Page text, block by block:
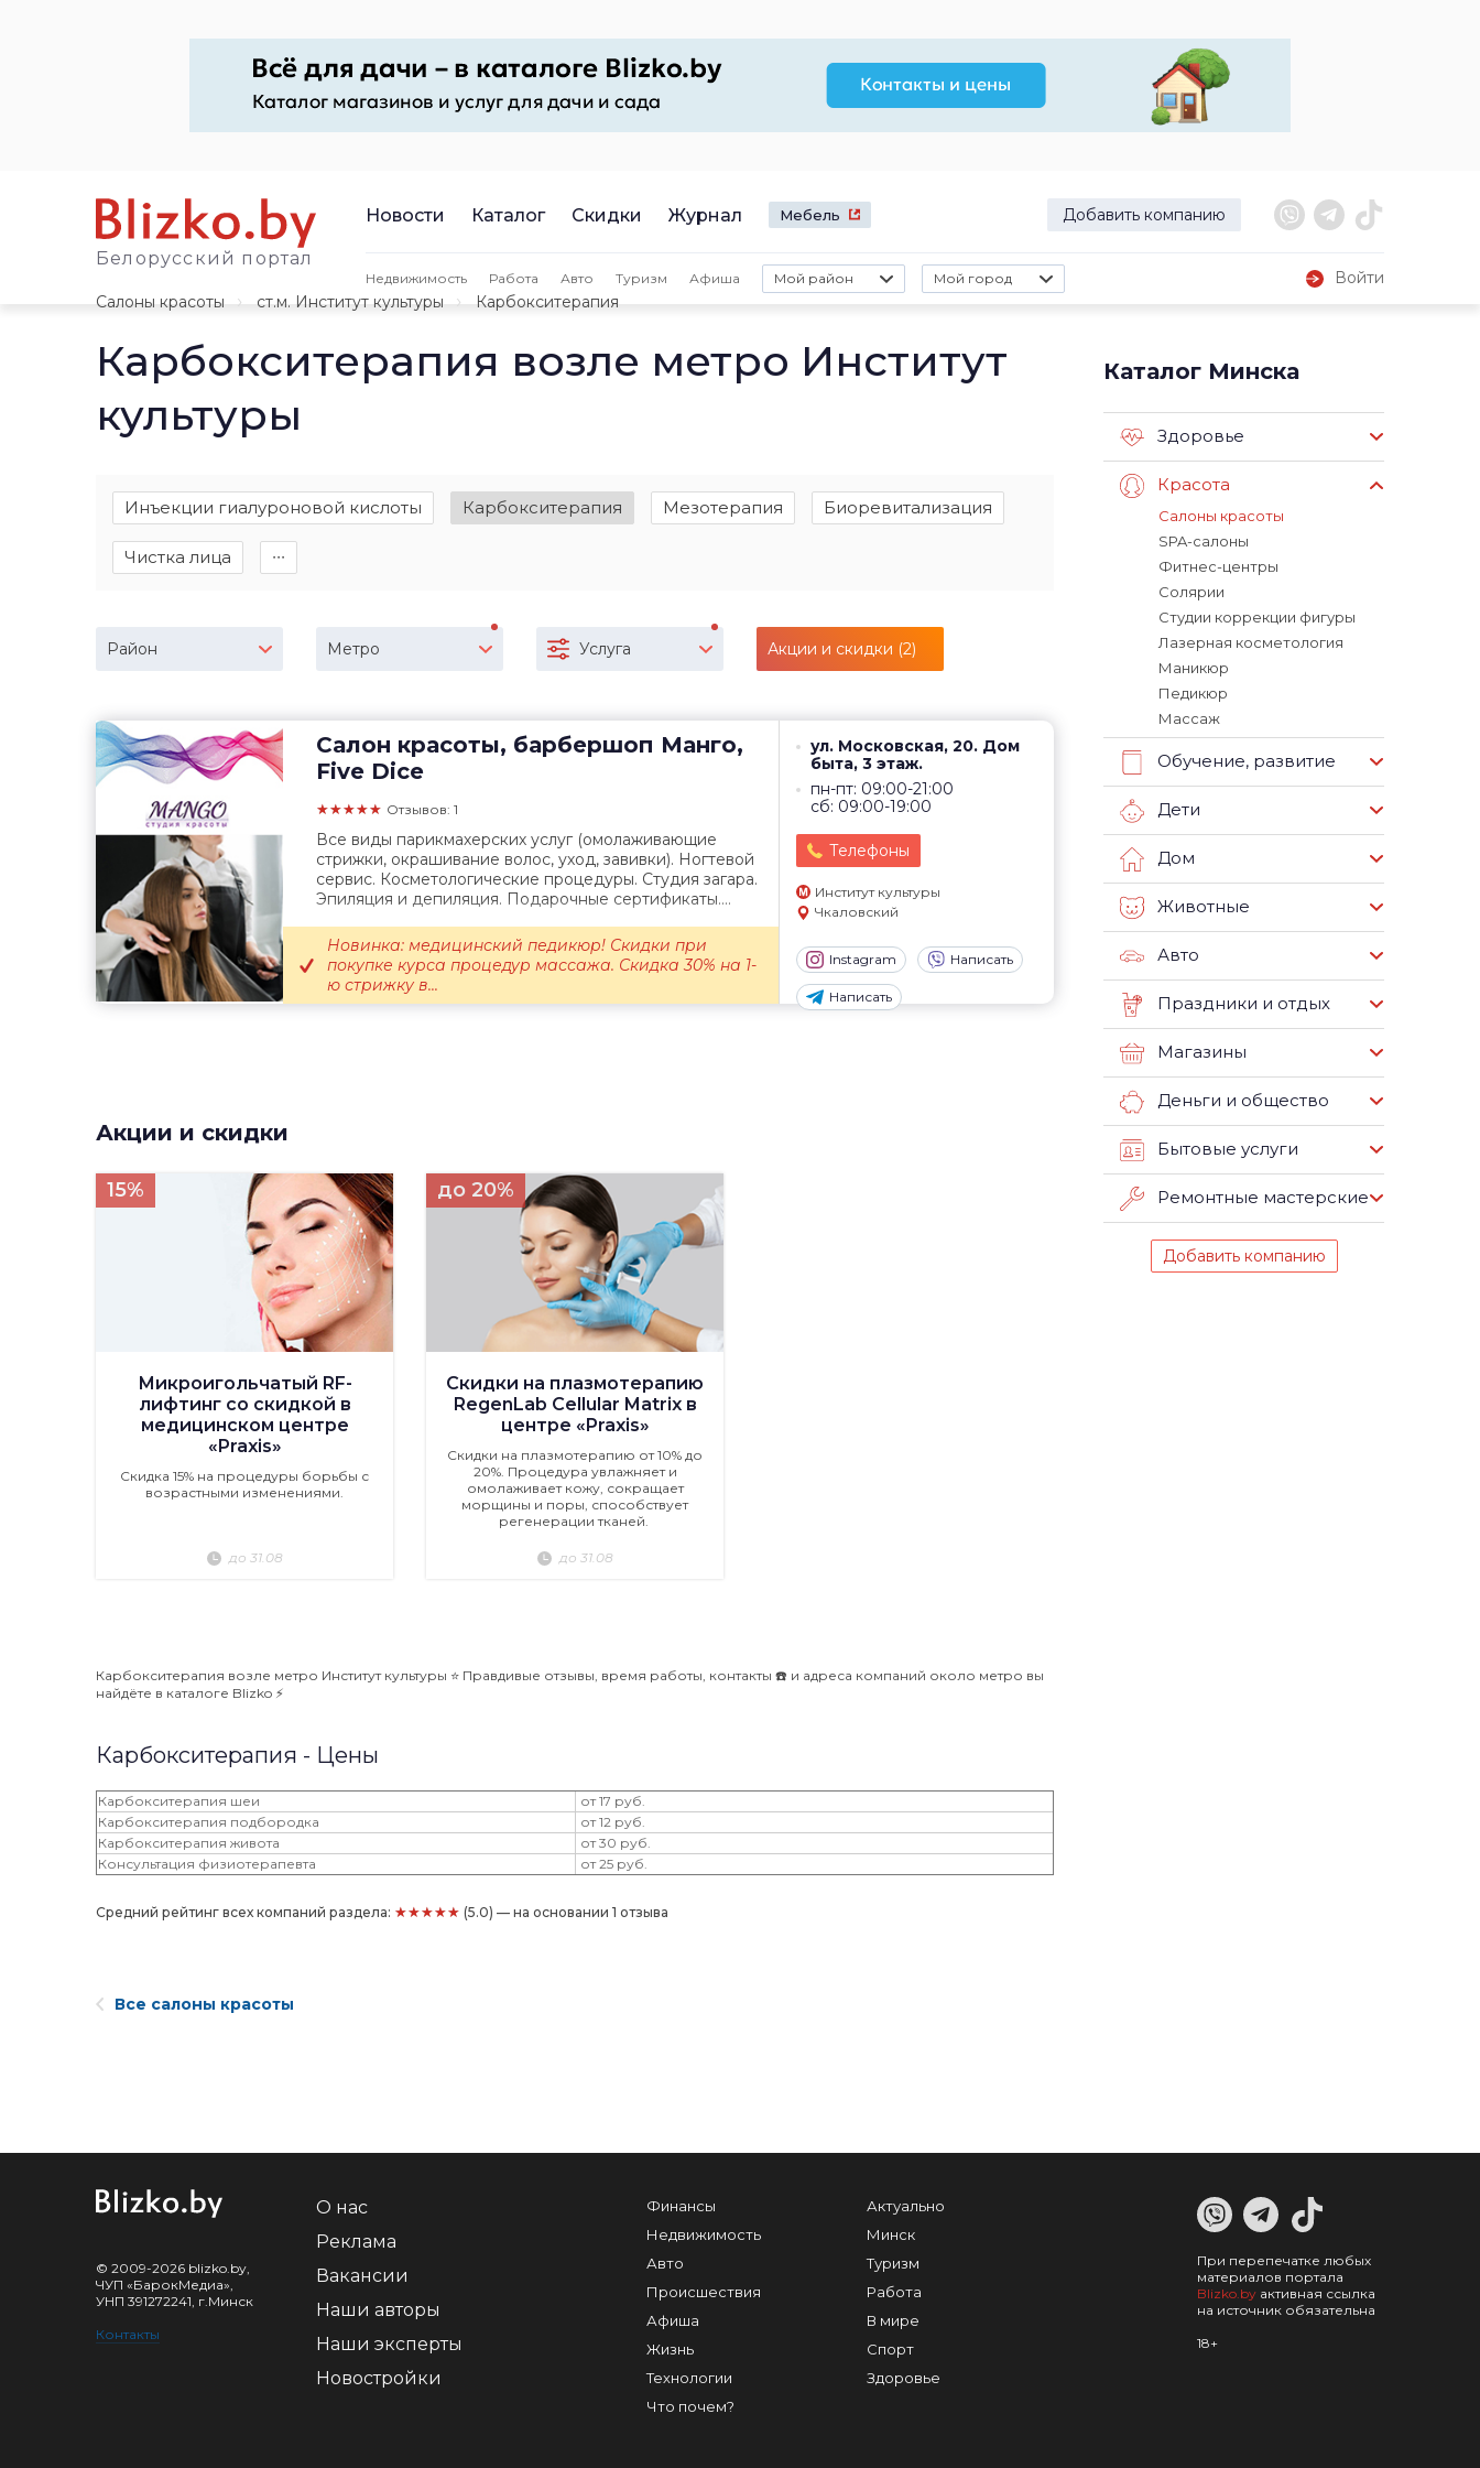
Белорусский портал
Новости Каталог Скидки Журнал Мебель Добавить компанию
Недвижимость Работа Авто Туризм Афиша Мой район Мой город
Войти
Салоны красоты
ст.м. Институт культуры Карбокситерапия
Карбокситерапия возле метро Институт
культуры
Инъекции гиалуроновой кислоты Карбокситерапия Мезотерапия Биоревитализация
Чистка лица ∙∙∙
Район Метро Услуга Акции и скидки (2)
Салон красоты, барбершоп Манго,
Five Dice
★★★★★ Отзывов: 1
ул. Московская, 20. Дом
быта, 3 этаж.
пн-пт: 09:00-21:00
сб: 09:00-19:00
Телефоны
Институт культуры
Чкаловский
Instagram Написать
Написать
Все виды парикмахерских услуг (омолаживающие
стрижки, окрашивание волос, уход, завивки). Ногтевой
сервис. Косметологические процедуры. Студия загара.
Эпиляция и депиляция. Подарочные сертификаты....
Новинка: медицинский педикюр! Скидки при
покупке курса процедур массажа. Скидка 30% на 1-
ю стрижку в...
Акции и скидки
15%
Микроигольчатый RF-
лифтинг со скидкой в
медицинском центре
«Praxis»
Скидка 15% на процедуры борьбы с
возрастными изменениями.
до 31.08
до 20%
Скидки на плазмотерапию
RegenLab Cellular Matrix в
центре «Praxis»
Скидки на плазмотерапию от 10% до
20%. Процедура увлажняет и
омолаживает кожу, сокращает
морщины и поры, способствует
регенерации тканей.
до 31.08
Карбокситерапия возле метро Институт культуры ⭐️ Правдивые отзывы, время работы, контакты ☎️ и адреса компаний около метро вы
найдёте в каталоге Blizko ⚡️
Карбокситерапия - Цены
Карбокситерапия шеи
от 17 руб.
Карбокситерапия подбородка
от 12 руб.
Карбокситерапия живота
от 30 руб.
Консультация физиотерапевта
от 25 руб.
Средний рейтинг всех компаний раздела: ★★★★★ (5.0) — на основании 1 отзыва
Каталог Минска
Здоровье
Красота
Салоны красоты
SPA-салоны
Фитнес-центры
Солярии
Студии коррекции фигуры
Лазерная косметология
Маникюр
Педикюр
Массаж
Обучение, развитие
Дети
Дом
Животные
Авто
Праздники и отдых
Магазины
Деньги и общество
Бытовые услуги
Ремонтные мастерские
Добавить компанию
Все салоны красоты
© 2009-2026 blizko.by,
ЧУП «БарокМедиа»,
УНП 391272241, г.Минск
Контакты
О нас
Реклама
Вакансии
Наши авторы
Наши эксперты
Новостройки
Финансы
Недвижимость
Авто
Происшествия
Афиша
Жизнь
Технологии
Что почем?
Актуально
Минск
Туризм
Работа
В мире
Спорт
Здоровье
При перепечатке любых
материалов портала
Blizko.by активная ссылка
на источник обязательна
18+